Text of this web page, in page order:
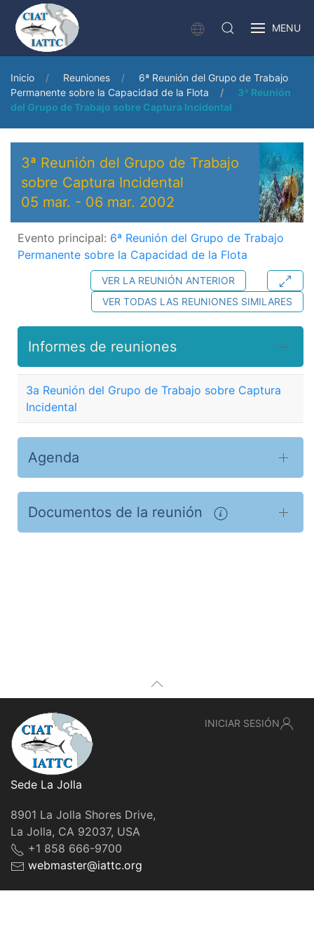
MENU
Inicio Reuniones
6ª Reunión del Grupo de Trabajo
Permanente sobre la Capacidad de la Flota
3ª Reunión
del Grupo de Trabajo sobre Captura Incidental
3ª Reunión del Grupo de Trabajo
sobre Captura Incidental
05 mar. - 06 mar. 2002
Evento principal: 6ª Reunión del Grupo de Trabajo
Permanente sobre la Capacidad de la Flota
VER LA REUNIÓN ANTERIOR
VER TODAS LAS REUNIONES SIMILARES
Informes de reuniones
3a Reunión del Grupo de Trabajo sobre Captura
Incidental
Agenda
Documentos de la reunión
Sede La Jolla
8901 La Jolla Shores Drive,
La Jolla, CA 92037, USA
+1 858 666-9700
webmaster@iattc.org
INICIAR SESIÓN